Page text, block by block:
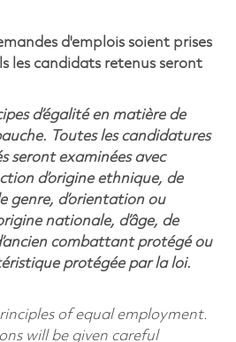
d'emplois soient prises
les candidats retenus seront
d’égalité en matière de
Toutes les candidatures
seront examinées avec
d’origine ethnique, de
genre, d’orientation ou
nationale, d’âge, de
combattant protégé ou
protégée par la loi.
of equal employment.
will be given careful